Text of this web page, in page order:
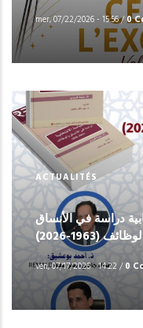
mer, 07/22/2026 - 15:56/0
ACTUALITÉS
دراسة في الأنساق
(1963-2026)
ven, 07/17/2026 - 14:22 /0